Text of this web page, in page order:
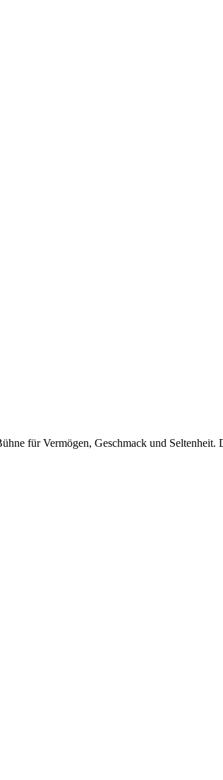
für Vermögen, Geschmack und Seltenheit.